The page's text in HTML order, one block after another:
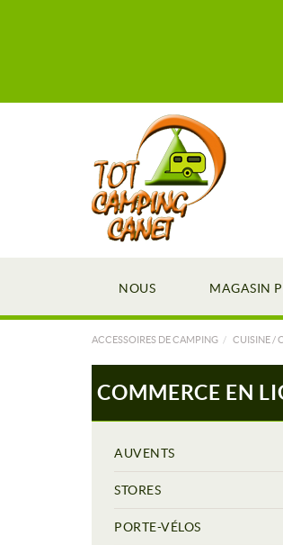
NOUS MAGASIN
ACCESSOIRES DE CAMPING CUISINE /
COMMERCE EN
AUVENTS
STORES
PORTE-VÉLOS